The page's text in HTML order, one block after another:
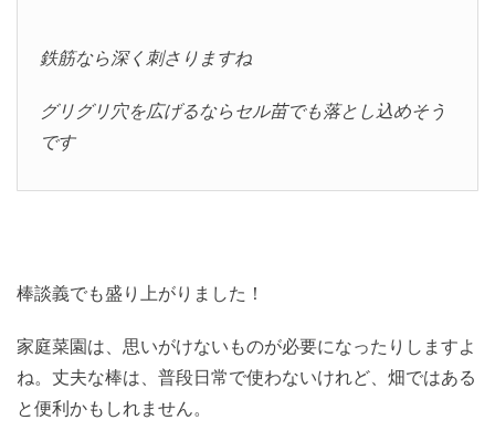
鉄筋なら深く刺さりますね
グリグリ穴を広げるならセル苗でも落とし込めそう
です
棒談義でも盛り上がりました！
家庭菜園は、思いがけないものが必要になったりしますよ
ね。丈夫な棒は、普段日常で使わないけれど、畑ではある
と便利かもしれません。